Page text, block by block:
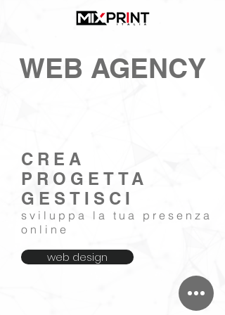
WEB AGENCY
CREA
PROGETTA
GESTISCI
sviluppa la tua presenza
online
web design